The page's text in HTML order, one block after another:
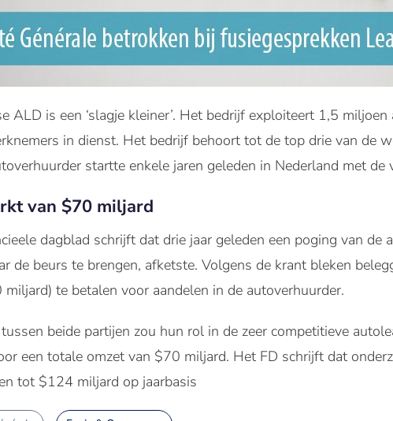
ALD is een ‘slagje kleiner’. Het bedrijf exploiteert 1,5
in dienst. Het bedrijf behoort tot de top drie van de
startte enkele jaren geleden in Nederland met de
van $70 miljard
dagblad schrijft dat drie jaar geleden een poging van de
de beurs te brengen, afketste. Volgens de krant bleken
miljard) te betalen voor aandelen in de autoverhuurder.
beide partijen zou hun rol in de zeer competitieve
een totale omzet van $70 miljard. Het FD schrijft dat
tot $124 miljard op jaarbasis